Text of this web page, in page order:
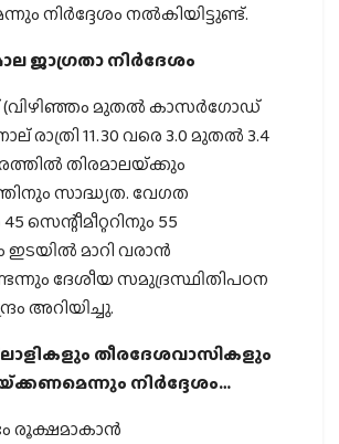
നിർദ്ദേശം നൽകിയിട്ടുണ്ട്.
ജാഗ്രതാ നിർദേശം
(വിഴിഞ്ഞം മുതൽ കാസർഗോഡ്
രാത്രി 11.30 വരെ 3.0 മുതൽ 3.4
തിരമാലയ്‌ക്കും
സാദ്ധ്യത. വേഗത
55
ഇടയിൽ മാറി വരാൻ
ദേശീയ സമുദ്രസ്ഥിതിപഠന
അറിയിച്ചു.
തീരദേശവാസികളും
നിർദ്ദേശം…
രൂക്ഷമാകാൻ